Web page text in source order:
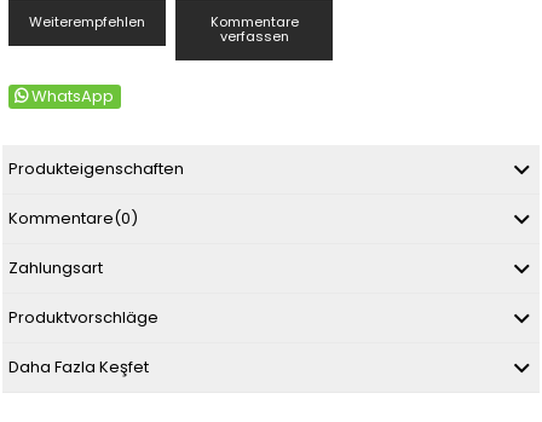
Weiterempfehlen Kommentare
verfassen
WhatsApp
Produkteigenschaften
Kommentare(0)
Zahlungsart
Produktvorschläge
Daha Fazla Keşfet